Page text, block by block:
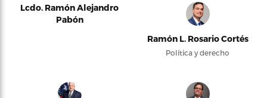
Lcdo. Ramón Alejandro
Pabón
Ramón L. Rosario Cortés
Política y derecho